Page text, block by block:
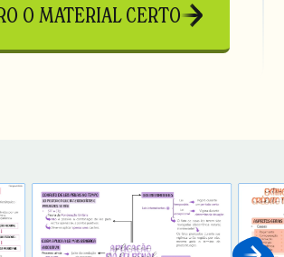
O MATERIAL CERTO